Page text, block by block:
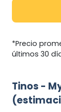
*Precio
últimos 30
Tinos -